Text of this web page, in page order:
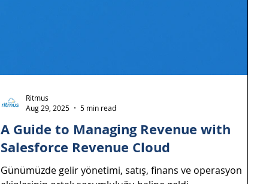
A Guide to Managing Revenue with
Salesforce Revenue Cloud
Günümüzde gelir yönetimi, satış, finans ve operasyon
Ritmus
Aug 29, 2025
5 min read